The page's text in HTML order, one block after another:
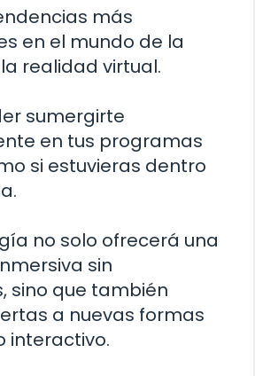
más
en el mundo de la
realidad virtual.
sumergirte
en tus programas
si estuvieras dentro
no solo ofrecerá una
sin
sino que también
a nuevas formas
interactivo.